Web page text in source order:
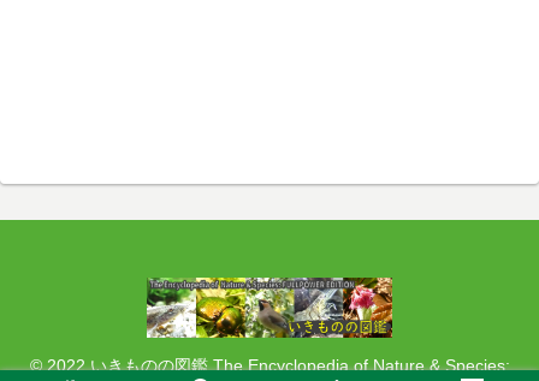
© 2022 いきものの図鑑 The Encyclopedia of Nature & Species: